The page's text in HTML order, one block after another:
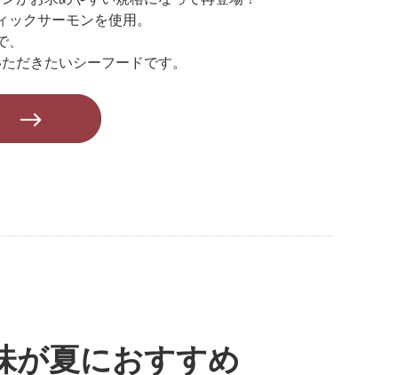
クサーモンを使用。
だきたいシーフードです。
が夏におすすめ